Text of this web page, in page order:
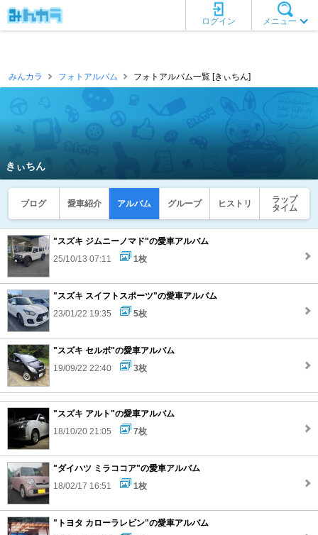
メニュー
ログイン
みんカラ フォトアルバム フォトアルバム一覧 [きぃちん]
きぃちん
ブログ 愛車紹介 アルバム グループ ヒストリ
ラップ
タイム
"スズキ ジムニーノマド"の愛車アルバム
25/10/13 07:11
1枚
"スズキ スイフトスポーツ"の愛車アルバム
23/01/22 19:35
5枚
"スズキ セルボ"の愛車アルバム
19/09/22 22:40
3枚
"スズキ アルト"の愛車アルバム
18/10/20 21:05
7枚
"ダイハツ ミラココア"の愛車アルバム
18/02/17 16:51
1枚
"トヨタ カローラレビン"の愛車アルバム